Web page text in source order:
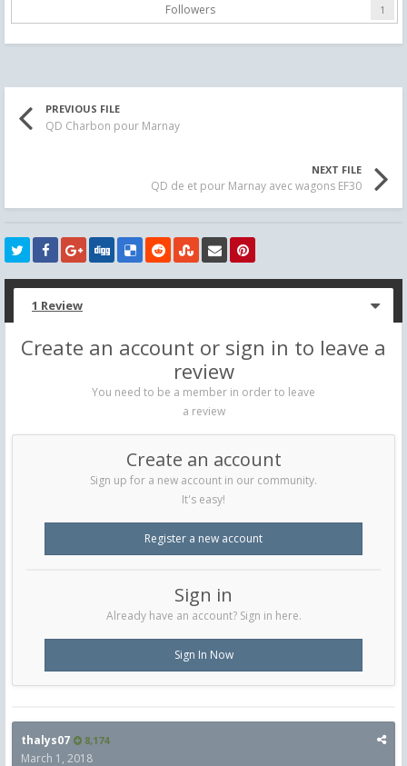
Followers 1
PREVIOUS FILE
QD Charbon pour Marnay
NEXT FILE
QD de et pour Marnay avec wagons EF30
1 Review
Create an account or sign in to leave a
review
You need to be a member in order to leave
a review
Create an account
Sign up for a new account in our community.
It's easy!
Register a new account
Sign in
Already have an account? Sign in here.
Sign In Now
thalys07 8,174
March 1, 2018